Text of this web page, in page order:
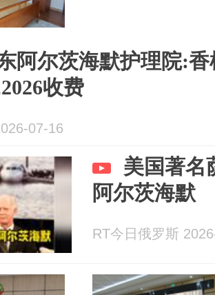
阿尔茨海默护理院:
收费
07-16
美国著名
阿尔茨海默
RT今日俄罗斯